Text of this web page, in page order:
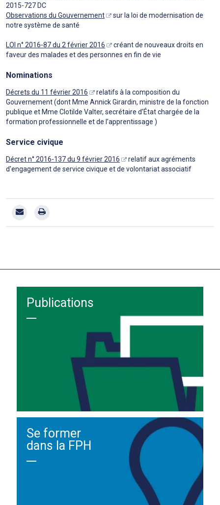
2015-727 DC
Observations du Gouvernement
sur la loi de modernisation de
notre système de santé
LOI n° 2016-87 du 2 février 2016
créant de nouveaux droits en
faveur des malades et des personnes en fin de vie
Nominations
Décrets du 11 février 2016
relatifs à la composition du
Gouvernement (dont Mme Annick Girardin, ministre de la fonction
publique et Mme Clotilde Valter, secrétaire d’État chargée de la
formation professionnelle et de l’apprentissage )
Service civique
Décret n° 2016-137 du 9 février 2016
relatif aux agréments
d'engagement de service civique et de volontariat associatif
Publications
Se former
dans la FPH